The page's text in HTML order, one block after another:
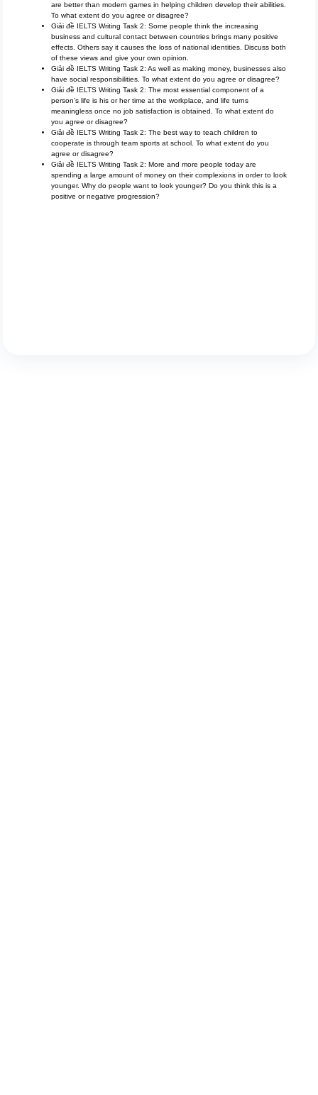
are better than modern games in helping children develop their abilities.
To what extent do you agree or disagree?
Giải đề IELTS Writing Task 2: Some people think the increasing
business and cultural contact between countries brings many positive
effects. Others say it causes the loss of national identities. Discuss both
of these views and give your own opinion.
Giải đề IELTS Writing Task 2: As well as making money, businesses also
have social responsibilities. To what extent do you agree or disagree?
Giải đề IELTS Writing Task 2: The most essential component of a
person’s life is his or her time at the workplace, and life turns
meaningless once no job satisfaction is obtained. To what extent do
you agree or disagree?
Giải đề IELTS Writing Task 2: The best way to teach children to
cooperate is through team sports at school. To what extent do you
agree or disagree?
Giải đề IELTS Writing Task 2: More and more people today are
spending a large amount of money on their complexions in order to look
younger. Why do people want to look younger? Do you think this is a
positive or negative progression?